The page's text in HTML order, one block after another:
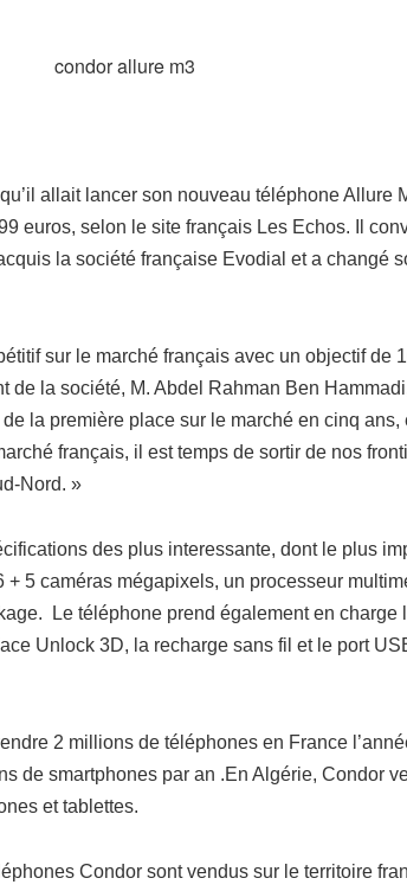
allait lancer son nouveau téléphone Allure
euros, selon le site français Les Echos. Il
la société française Evodial et a changé
sur le marché français avec un objectif de
de la société, M. Abdel Rahman Ben
de la première place sur le marché en cinq ans,
français, il est temps de sortir de nos
Nord. »
des plus interessante, dont le plus
5 caméras mégapixels, un processeur
Le téléphone prend également en charge
Unlock 3D, la recharge sans fil et le port
2 millions de téléphones en France
de smartphones par an .En Algérie, Condor
et tablettes.
Condor sont vendus sur le territoire